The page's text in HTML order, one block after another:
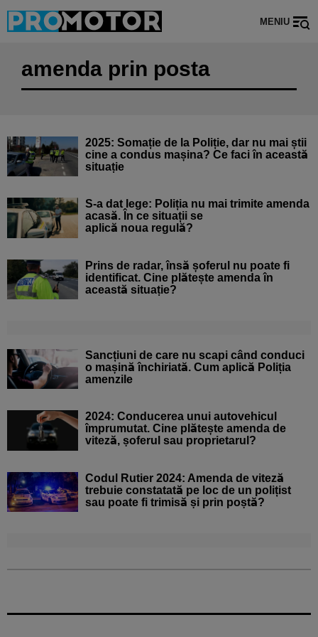
MENIU
amenda prin posta
2025: Somație de la Poliție, dar nu mai știi
cine a condus mașina? Ce faci în această
situație
S-a dat lege: Poliția nu mai trimite amenda
acasă. În ce situații se
aplică noua regulă?
Prins de radar, însă șoferul nu poate fi
identificat. Cine plătește amenda în
această situație?
Sancțiuni de care nu scapi când conduci
o mașină închiriată. Cum aplică Poliția
amenzile
2024: Conducerea unui autovehicul
împrumutat. Cine plătește amenda de
viteză, șoferul sau proprietarul?
Codul Rutier 2024: Amenda de viteză
trebuie constatată pe loc de un polițist
sau poate fi trimisă și prin poștă?